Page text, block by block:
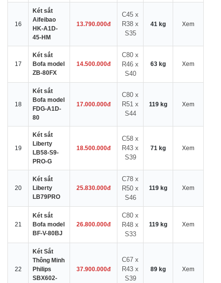
16
Két sắt
Aifeibao
HK-A1D-
45-HM
13.790.000đ
C45 x
R38 x
S35
41 kg Xem
17
Két sắt
Bofa model
ZB-80FX
14.500.000đ
C80 x
R46 x
S40
63 kg Xem
18
Két sắt
Bofa model
FDG-A1D-
80
17.000.000đ
C80 x
R51 x
S44
119 kg Xem
19
Két sắt
Liberty
LB58-S9-
PRO-G
18.500.000đ
C58 x
R43 x
S39
71 kg Xem
20
Két sắt
Liberty
LB79PRO
25.830.000đ
C78 x
R50 x
S46
119 kg Xem
21
Két sắt
Bofa model
BF-V-80BJ
26.800.000đ
C80 x
R48 x
S33
119 kg Xem
22
Két Sắt
Thông Minh
Philips
SBX602-
37.900.000đ
C67 x
R43 x
S39
89 kg Xem